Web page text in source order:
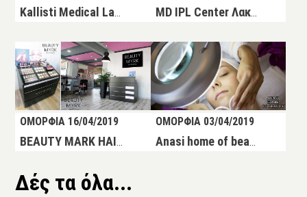
Kallisti Medical Laser Center – Larnaca
MD IPL Center Λακατάμια
ΟΜΟΡΦΙΑ 16/04/2019
BEAUTY MARK HAIR & BEAUTY – ΛΑΚΑΤΑΜΙΑ
ΟΜΟΡΦΙΑ 03/04/2019
Anasi home of beauty
Δές τα όλα...